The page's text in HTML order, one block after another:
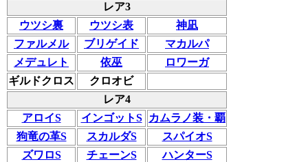
レア3
ウツシ裏
ウツシ表
神凪
ファルメル
ブリゲイド
マカルパ
メデュレト
依巫
ロワーガ
ギルドクロス
クロオビ
レア4
アロイS
インゴットS
カムラノ装・覇
狗竜の革S
スカルダS
スパイオS
ズワロS
チェーンS
ハンターS